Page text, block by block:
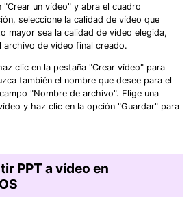
"Crear un vídeo" y abra el cuadro
seleccione la calidad de vídeo que
mayor sea la calidad de vídeo elegida,
archivo de vídeo final creado.
clic en la pestaña "Crear vídeo" para
también el nombre que desee para el
"Nombre de archivo". Elige una
y haz clic en la opción "Guardar" para
PPT a vídeo en